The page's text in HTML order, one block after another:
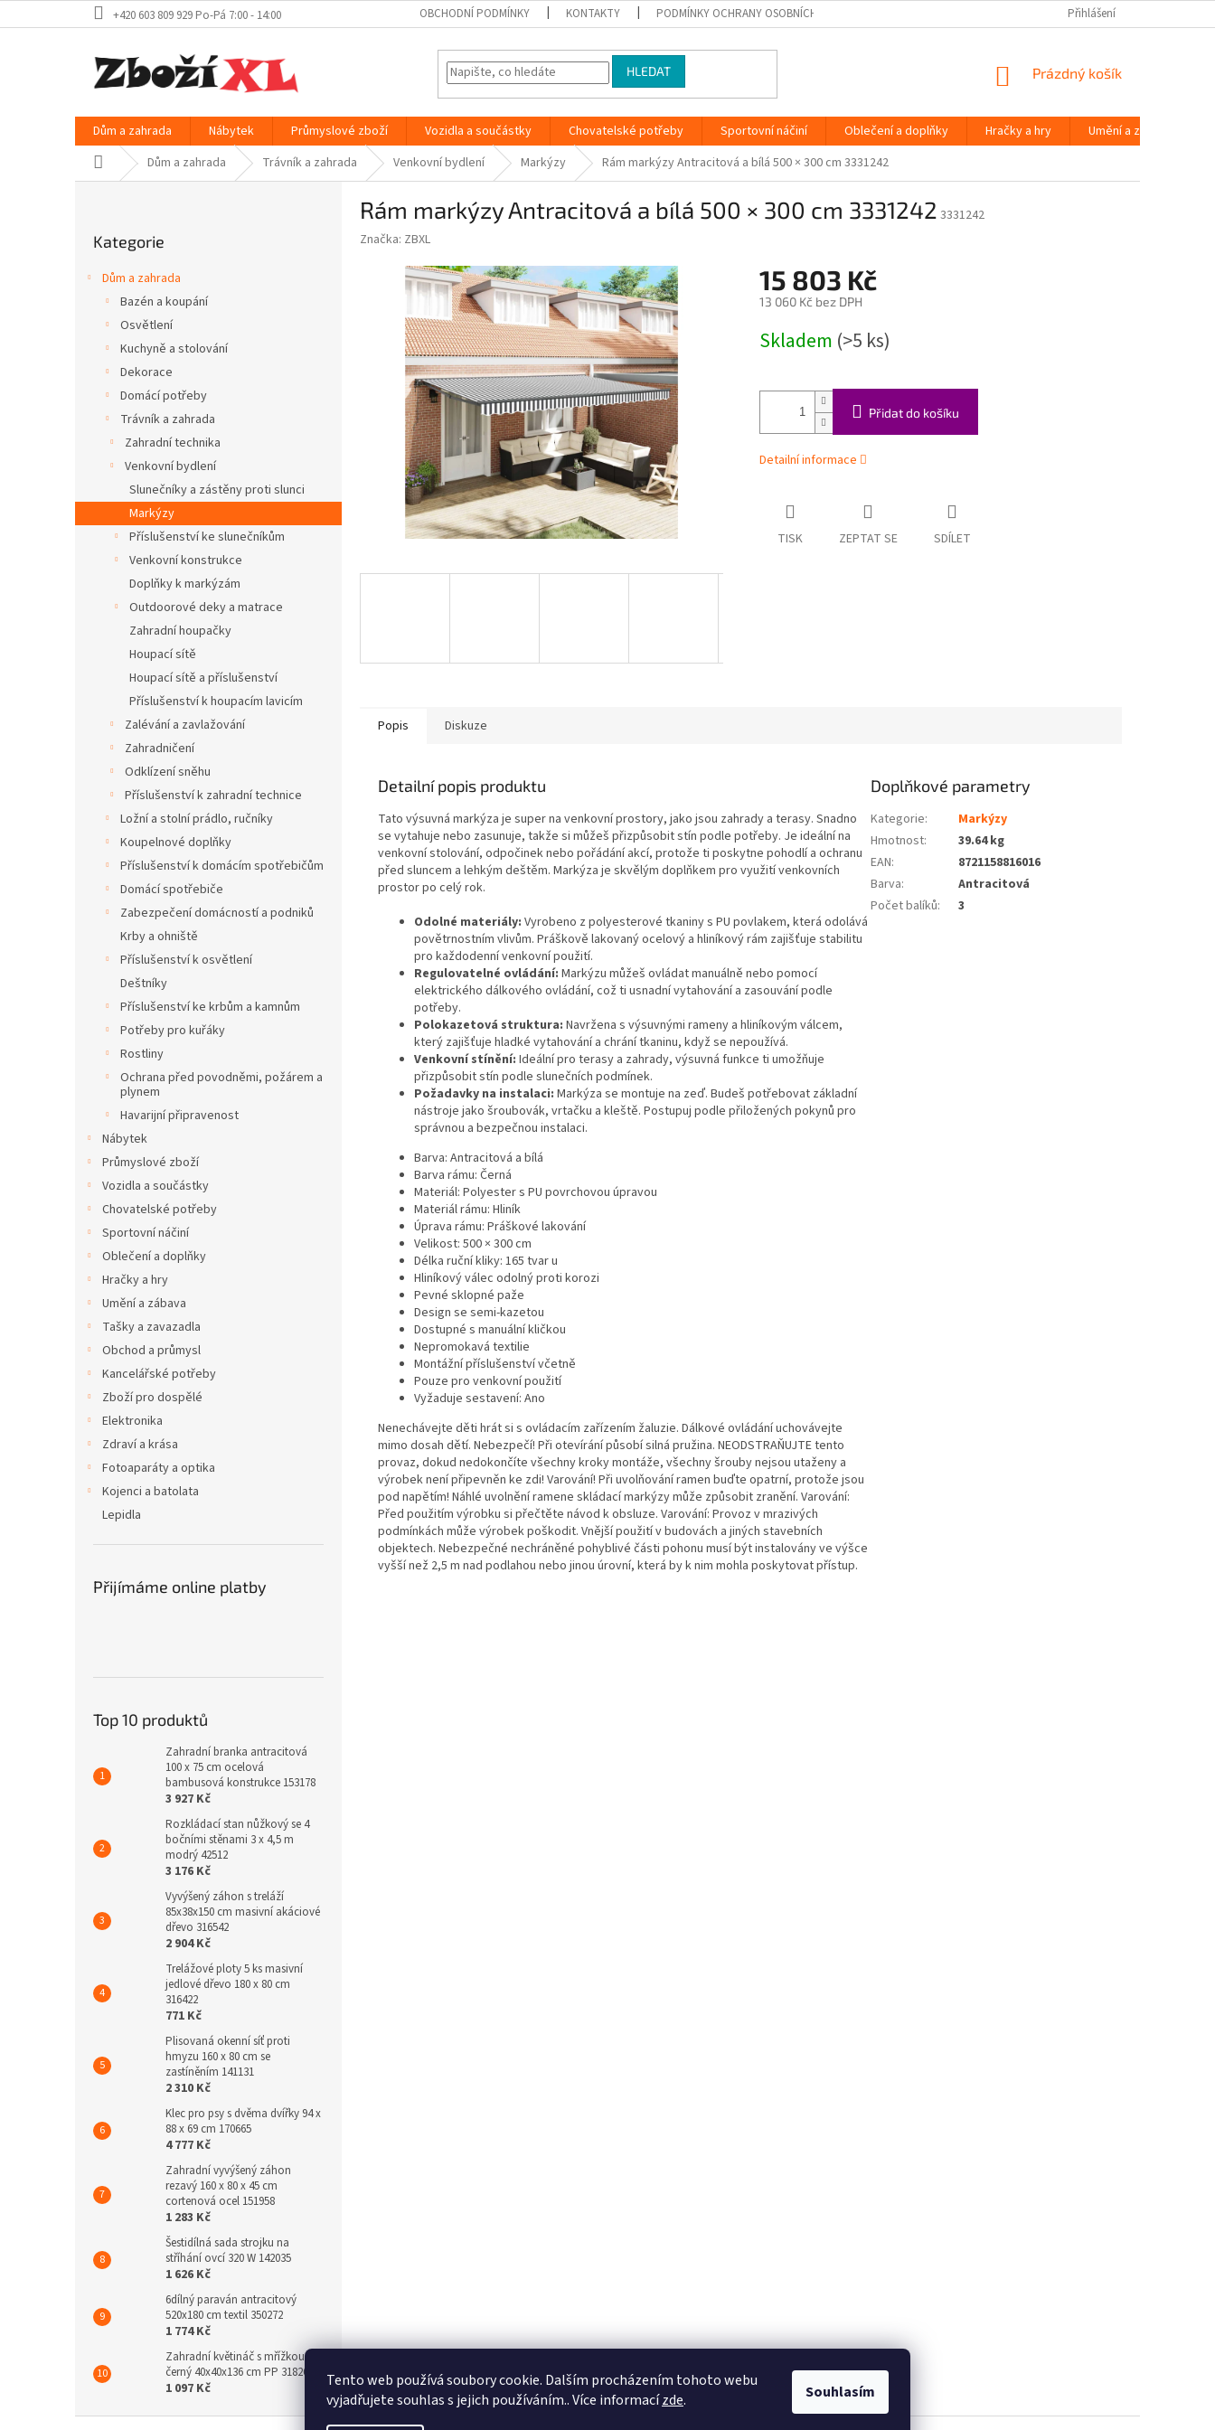
Tento web používá soubory cookie. Dalším procházením tohoto webu
vyjadřujete souhlas s jejich používáním.. Více informacízde. Souhlasím
na
+420 603 809 929 Po-Pá 7:00 - 14:00 OBCHODNÍ PODMÍNKY KONTAKTY PODMÍNKY OCHRANY OSOBNÍCH ÚDAJŮ Přihlášení
HLEDAT
NÁKUPNÍ
Prázdný košík
Dům a zahrada Nábytek Průmyslové zboží Vozidla a součástky Chovatelské potřeby Sportovní náčiní Oblečení a doplňky Hračky a hry Umění a zábava
Domů Dům a zahrada Trávník a zahrada Venkovní bydlení Markýzy Rám markýzy Antracitová a bílá 500 × 300 cm 3331242
kategorie
Kategorie
Dům a zahrada
Bazén a koupání
Osvětlení
Kuchyně a stolování
Dekorace
Domácí potřeby
Trávník a zahrada
Zahradní technika
Venkovní bydlení
Slunečníky a zástěny proti slunci
Markýzy
Příslušenství ke slunečníkům
Venkovní konstrukce
Doplňky k markýzám
Outdoorové deky a matrace
Zahradní houpačky
Houpací sítě
Houpací sítě a příslušenství
Příslušenství k houpacím lavicím
Zalévání a zavlažování
Zahradničení
Odklízení sněhu
Příslušenství k zahradní technice
Ložní a stolní prádlo, ručníky
Koupelnové doplňky
Příslušenství k domácím spotřebičům
Domácí spotřebiče
Zabezpečení domácností a podniků
Krby a ohniště
Příslušenství k osvětlení
Deštníky
Příslušenství ke krbům a kamnům
Potřeby pro kuřáky
Rostliny
Ochrana před povodněmi, požárem a
plynem
Havarijní připravenost
Nábytek
Průmyslové zboží
Vozidla a součástky
Chovatelské potřeby
Sportovní náčiní
Oblečení a doplňky
Hračky a hry
Umění a zábava
Tašky a zavazadla
Obchod a průmysl
Kancelářské potřeby
Zboží pro dospělé
Elektronika
Zdraví a krása
Fotoaparáty a optika
Kojenci a batolata
Lepidla
Přijímáme online platby
Top 10 produktů
Zahradní branka antracitová
100 x 75 cm ocelová
bambusová konstrukce 153178
3 927 Kč
Rozkládací stan nůžkový se 4
bočními stěnami 3 x 4,5 m
modrý 42512
3 176 Kč
Vyvýšený záhon s treláží
85x38x150 cm masivní akáciové
dřevo 316542
2 904 Kč
Trelážové ploty 5 ks masivní
jedlové dřevo 180 x 80 cm
316422
771 Kč
Plisovaná okenní síť proti
hmyzu 160 x 80 cm se
zastíněním 141131
2 310 Kč
Klec pro psy s dvěma dvířky 94 x
88 x 69 cm 170665
4 777 Kč
Zahradní vyvýšený záhon
rezavý 160 x 80 x 45 cm
cortenová ocel 151958
1 283 Kč
Šestidílná sada strojku na
stříhání ovcí 320 W 142035
1 626 Kč
6dílný paraván antracitový
520x180 cm textil 350272
1 774 Kč
Zahradní květináč s mřížkou
černý 40x40x136 cm PP 318269
1 097 Kč
Rám markýzy Antracitová a bílá 500 × 300 cm 3331242 3331242
Značka: ZBXL
15 803 Kč
13 060 Kč bez DPH
cena:
Skladem (>5 ks)
Přidat do košíku
Detailní informace
TISK ZEPTAT SE SDÍLET
Popis Diskuze
Detailní popis produktu
Tato výsuvná markýza je super na venkovní prostory, jako jsou zahrady a terasy. Snadno
se vytahuje nebo zasunuje, takže si můžeš přizpůsobit stín podle potřeby. Je ideální na
venkovní stolování, odpočinek nebo pořádání akcí, protože ti poskytne pohodlí a ochranu
před sluncem a lehkým deštěm. Markýza je skvělým doplňkem pro využití venkovních
prostor po celý rok.
Odolné materiály: Vyrobeno z polyesterové tkaniny s PU povlakem, která odolává
povětrnostním vlivům. Práškově lakovaný ocelový a hliníkový rám zajišťuje stabilitu
pro každodenní venkovní použití.
Regulovatelné ovládání: Markýzu můžeš ovládat manuálně nebo pomocí
elektrického dálkového ovládání, což ti usnadní vytahování a zasouvání podle
potřeby.
Polokazetová struktura: Navržena s výsuvnými rameny a hliníkovým válcem,
který zajišťuje hladké vytahování a chrání tkaninu, když se nepoužívá.
Venkovní stínění: Ideální pro terasy a zahrady, výsuvná funkce ti umožňuje
přizpůsobit stín podle slunečních podmínek.
Požadavky na instalaci: Markýza se montuje na zeď. Budeš potřebovat základní
nástroje jako šroubovák, vrtačku a kleště. Postupuj podle přiložených pokynů pro
správnou a bezpečnou instalaci.
Barva: Antracitová a bílá
Barva rámu: Černá
Materiál: Polyester s PU povrchovou úpravou
Materiál rámu: Hliník
Úprava rámu: Práškové lakování
Velikost: 500 × 300 cm
Délka ruční kliky: 165 tvar u
Hliníkový válec odolný proti korozi
Pevné sklopné paže
Design se semi-kazetou
Dostupné s manuální kličkou
Nepromokavá textilie
Montážní příslušenství včetně
Pouze pro venkovní použití
Vyžaduje sestavení: Ano
Nenechávejte děti hrát si s ovládacím zařízením žaluzie. Dálkové ovládání uchovávejte
mimo dosah dětí. Nebezpečí! Při otevírání působí silná pružina. NEODSTRAŇUJTE tento
provaz, dokud nedokončíte všechny kroky montáže, všechny šrouby nejsou utaženy a
výrobek není připevněn ke zdi! Varování! Při uvolňování ramen buďte opatrní, protože jsou
pod napětím! Náhlé uvolnění ramene skládací markýzy může způsobit zranění. Varování:
Před použitím výrobku si přečtěte návod k obsluze. Varování: Provoz v mrazivých
podmínkách může výrobek poškodit. Vnější použití v budovách a jiných stavebních
objektech. Nebezpečné nechráněné pohyblivé části pohonu musí být instalovány ve výšce
vyšší než 2,5 m nad podlahou nebo jinou úrovní, která by k nim mohla poskytovat přístup.
Doplňkové parametry
Kategorie:
Markýzy
Hmotnost:
39.64 kg
EAN:
8721158816016
Barva:
Antracitová
Počet balíků: 3